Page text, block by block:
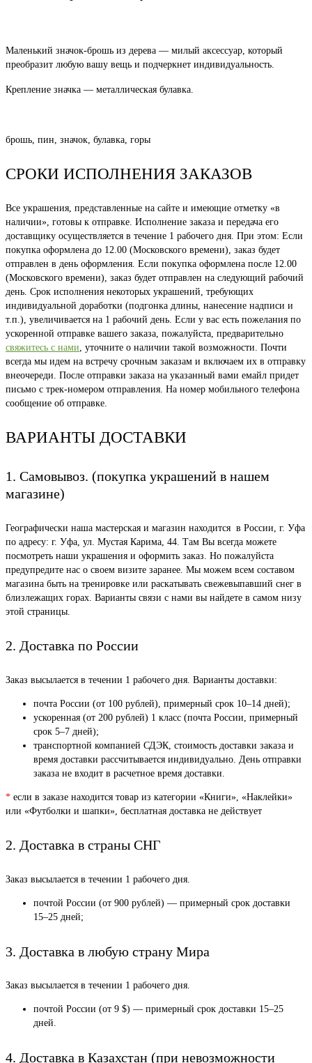
Маленький значок-брошь из дерева — милый аксессуар, который
преобразит любую вашу вещь и подчеркнет индивидуальность.
Крепление значка — металлическая булавка.
брошь, пин, значок, булавка, горы
СРОКИ ИСПОЛНЕНИЯ ЗАКАЗОВ
Все украшения, представленные на сайте и имеющие отметку «в
наличии», готовы к отправке. Исполнение заказа и передача его
доставщику осуществляется в течение 1 рабочего дня. При этом: Если
покупка оформлена до 12.00 (Московского времени), заказ будет
отправлен в день оформления. Если покупка оформлена после 12.00
(Московского времени), заказ будет отправлен на следующий рабочий
день. Срок исполнения некоторых украшений, требующих
индивидуальной доработки (подгонка длины, нанесение надписи и
т.п.), увеличивается на 1 рабочий день. Если у вас есть пожелания по
ускоренной отправке вашего заказа, пожалуйста, предварительно
свяжитесь с нами, уточните о наличии такой возможности. Почти
всегда мы идем на встречу срочным заказам и включаем их в отправку
внеочереди. После отправки заказа на указанный вами емайл придет
письмо с трек-номером отправления. На номер мобильного телефона
сообщение об отправке.
ВАРИАНТЫ ДОСТАВКИ
1. Самовывоз. (покупка украшений в нашем
магазине)
Географически наша мастерская и магазин находится в России, г. Уфа
по адресу: г. Уфа, ул. Мустая Карима, 44. Там Вы всегда можете
посмотреть наши украшения и оформить заказ. Но пожалуйста
предупредите нас о своем визите заранее. Мы можем всем составом
магазина быть на тренировке или раскатывать свежевыпавший снег в
близлежащих горах. Варианты связи с нами вы найдете в самом низу
этой страницы.
2. Доставка по России
Заказ высылается в течении 1 рабочего дня. Варианты доставки:
почта России (от 100 рублей), примерный срок 10–14 дней);
ускоренная (от 200 рублей) 1 класс (почта России, примерный
срок 5–7 дней);
транспортной компанией СДЭК, стоимость доставки заказа и
время доставки рассчитывается индивидуально. День отправки
заказа не входит в расчетное время доставки.
* если в заказе находится товар из категории «Книги», «Наклейки»
или «Футболки и шапки», бесплатная доставка не действует
2. Доставка в страны СНГ
Заказ высылается в течении 1 рабочего дня.
почтой России (от 900 рублей) — примерный срок доставки
15–25 дней;
3. Доставка в любую страну Мира
Заказ высылается в течении 1 рабочего дня.
почтой России (от 9 $) — примерный срок доставки 15–25
дней.
4. Доставка в Казахстан (при невозможности